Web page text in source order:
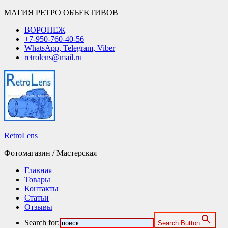
МАГИЯ РЕТРО ОБЪЕКТИВОВ
ВОРОНЕЖ
+7-950-760-40-56
WhatsApp, Telegram, Viber
retrolens@mail.ru
RetroLens
Фотомагазин / Мастерская
Главная
Товары
Контакты
Статьи
Отзывы
Search for:
Search Button